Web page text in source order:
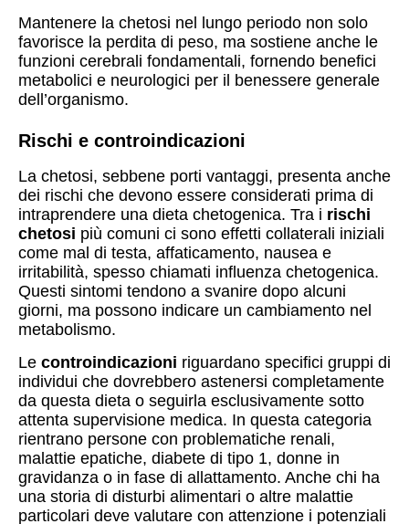
Mantenere la chetosi nel lungo periodo non solo
favorisce la perdita di peso, ma sostiene anche le
funzioni cerebrali fondamentali, fornendo benefici
metabolici e neurologici per il benessere generale
dell’organismo.
Rischi e controindicazioni
La chetosi, sebbene porti vantaggi, presenta anche
dei rischi che devono essere considerati prima di
intraprendere una dieta chetogenica. Tra i rischi
chetosi più comuni ci sono effetti collaterali iniziali
come mal di testa, affaticamento, nausea e
irritabilità, spesso chiamati influenza chetogenica.
Questi sintomi tendono a svanire dopo alcuni
giorni, ma possono indicare un cambiamento nel
metabolismo.
Le controindicazioni riguardano specifici gruppi di
individui che dovrebbero astenersi completamente
da questa dieta o seguirla esclusivamente sotto
attenta supervisione medica. In questa categoria
rientrano persone con problematiche renali,
malattie epatiche, diabete di tipo 1, donne in
gravidanza o in fase di allattamento. Anche chi ha
una storia di disturbi alimentari o altre malattie
particolari deve valutare con attenzione i potenziali